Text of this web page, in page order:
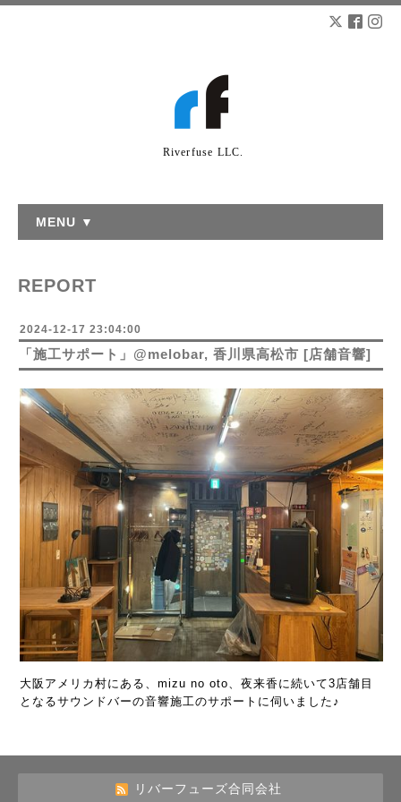
Riverfuse LLC.
MENU ▼
REPORT
2024-12-17 23:04:00
「施工サポート」@melobar, 香川県高松市 [店舗音響]
大阪アメリカ村にある、mizu no oto、夜来香に続いて3店舗目
となるサウンドバーの音響施工のサポートに伺いました♪
リバーフューズ合同会社